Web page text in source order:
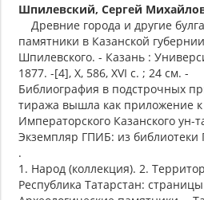
Шпилевский, Сергей
Древние города и другие
памятники в Казанской
Шпилевского. - Казань :
1877. -[4], X, 586, XVI с. ; 24 см. -
Библиография в подстрочных
тиража вышла как приложение
Императорского Казанского ун-
Экземпляр ГПИБ: из
.
1. Народ (коллекция). 2.
Республика Татарстан: